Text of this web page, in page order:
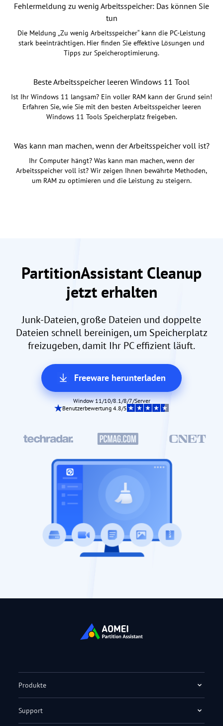
Fehlermeldung zu wenig Arbeitsspeicher: Das können Sie
tun
Die Meldung „Zu wenig Arbeitsspeicher“ kann die PC-Leistung
stark beeinträchtigen. Hier finden Sie effektive Lösungen und
Tipps zur Speicheroptimierung.
Beste Arbeitsspeicher leeren Windows 11 Tool
Ist Ihr Windows 11 langsam? Ein voller RAM kann der Grund sein!
Erfahren Sie, wie Sie mit den besten Arbeitsspeicher leeren
Windows 11 Tools Speicherplatz freigeben.
Was kann man machen, wenn der Arbeitsspeicher voll ist?
Ihr Computer hängt? Was kann man machen, wenn der
Arbeitsspeicher voll ist? Wir zeigen Ihnen bewährte Methoden,
um RAM zu optimieren und die Leistung zu steigern.
PartitionAssistant Cleanup
jetzt erhalten
Junk-Dateien, große Dateien und doppelte
Dateien schnell bereinigen, um Speicherplatz
freizugeben, damit Ihr PC effizient läuft.
Freeware herunterladen
Window 11/10/8.1/8/7/Server
Benutzerbewertung 4.8/5
Produkte
Support